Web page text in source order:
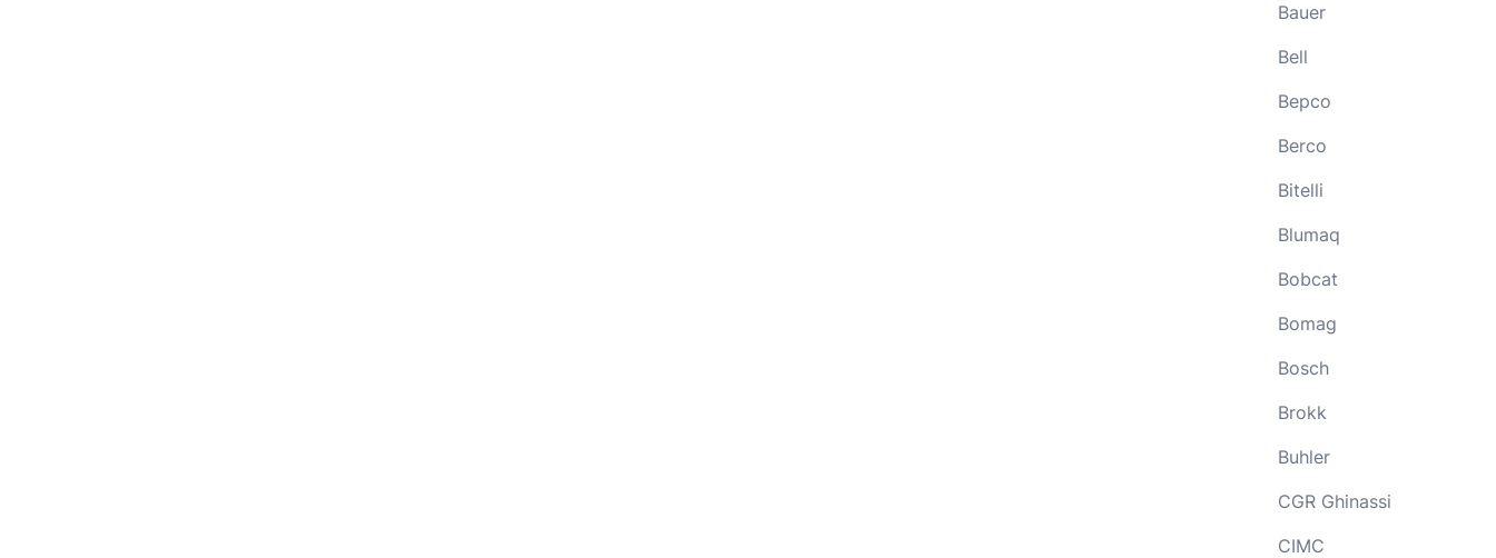
Bauer
Bell
Bepco
Berco
Bitelli
Blumaq
Bobcat
Bomag
Bosch
Brokk
Buhler
CGR Ghinassi
CIMC